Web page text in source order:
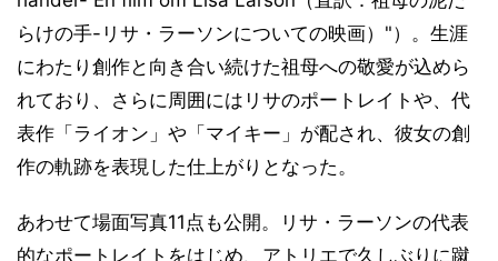
らけの手-リサ・ラーソンについての映画）"）。生涯
にわたり創作と向き合い続けた祖母への敬愛が込めら
れており、さらに周囲にはリサのポートレイトや、代
表作「ライオン」や「マイキー」が配され、彼女の創
作の軌跡を表現した仕上がりとなった。
あわせて場面写真11点も公開。リサ・ラーソンの代表
的なポートレイトをはじめ、アトリエで久しぶりに蹴